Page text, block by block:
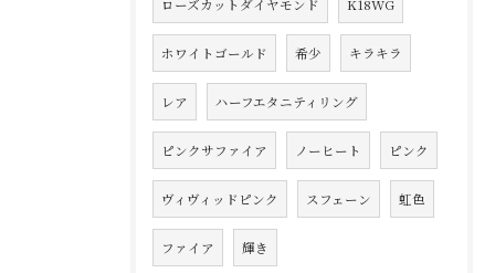
ローズカットダイヤモンド K18WG
ホワイトゴールド 希少 キラキラ
レア ハーフエタニティリング
ピンクサファイア ノーヒート ピンク
ヴィヴィッドピンク スフェーン 虹色
ファイア 輝き